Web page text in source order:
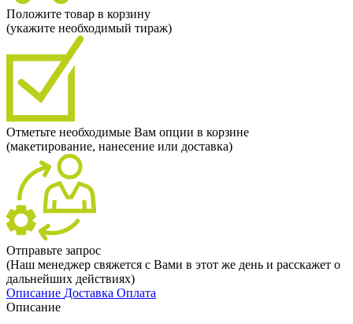
Положите товар в корзину
(укажите необходимый тираж)
Отметьте необходимые Вам опции в корзине
(макетирование, нанесение или доставка)
Отправьте запрос
(Наш менеджер свяжется с Вами в этот же день и расскажет о
дальнейших действиях)
Описание Доставка Оплата
Описание